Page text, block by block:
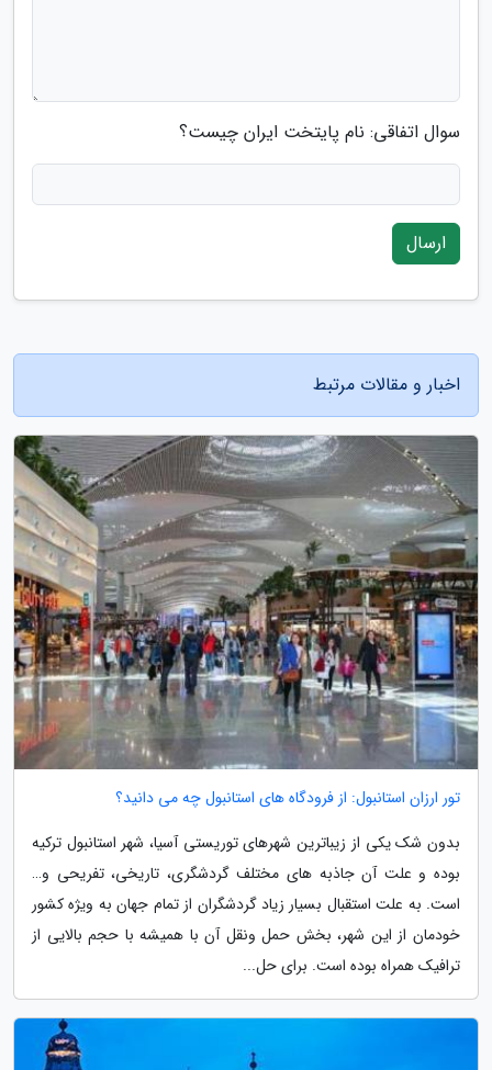
سوال اتفاقی: نام پایتخت ایران چیست؟
ارسال
اخبار و مقالات مرتبط
تور ارزان استانبول: از فرودگاه های استانبول چه می دانید؟
بدون شک یکی از زیباترین شهرهای توریستی آسیا، شهر استانبول ترکیه
بوده و علت آن جاذبه های مختلف گردشگری، تاریخی، تفریحی و…
است. به علت استقبال بسیار زیاد گردشگران از تمام جهان به ویژه کشور
خودمان از این شهر، بخش حمل ونقل آن با همیشه با حجم بالایی از
ترافیک همراه بوده است. برای حل...